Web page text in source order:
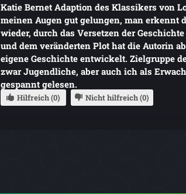
Katie Bernet Adaption des Klassikers von
meinen Augen gut gelungen, man erkennt
wieder, durch das Versetzen der
und dem veränderten Plot hat die Autorin
eigene Geschichte entwickelt. Zielgruppe
zwar Jugendliche, aber auch ich als
gespannt gelesen.
Hilfreich (0) Nicht hilfreich (0)